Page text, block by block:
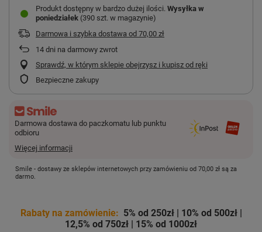
Produkt dostępny w bardzo dużej ilości Wysyłka w
poniedziałek (390 szt. w magazynie)
Darmowa i szybka dostawa od 70,00 zł
14 dni na darmowy zwrot
Sprawdź, w którym sklepie obejrzysz i kupisz od ręki
Bezpieczne zakupy
Darmowa dostawa do paczkomatu lub punktu
odbioru
Więcej informacji
Smile - dostawy ze sklepów internetowych przy zamówieniu od 70,00 zł są za
darmo.
Rabaty na zamówienie: 5% od 250zł | 10% od 500zł |
12,5% od 750zł | 15% od 1000zł